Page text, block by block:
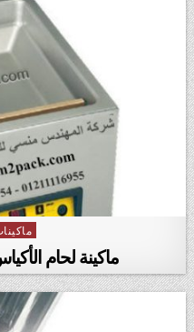
in
ماكينة لحام